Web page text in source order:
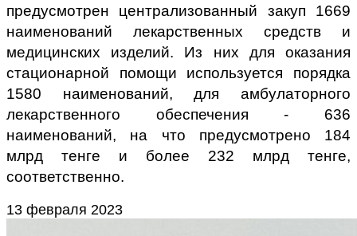
предусмотрен централизованный закуп 1669
наименований лекарственных средств и
медицинских изделий. Из них для оказания
стационарной помощи используется порядка
1580 наименований, для амбулаторного
лекарственного обеспечения - 636
наименований, на что предусмотрено 184
млрд тенге и более 232 млрд тенге,
соответственно.
13 февраля 2023